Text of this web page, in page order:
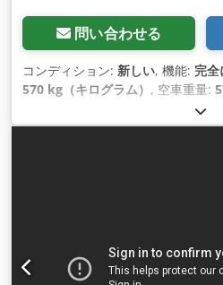
問い合わせる
コンディション: 新しい, 機能: 完
570 kg（キログラム） , 空車重量:
, 製造